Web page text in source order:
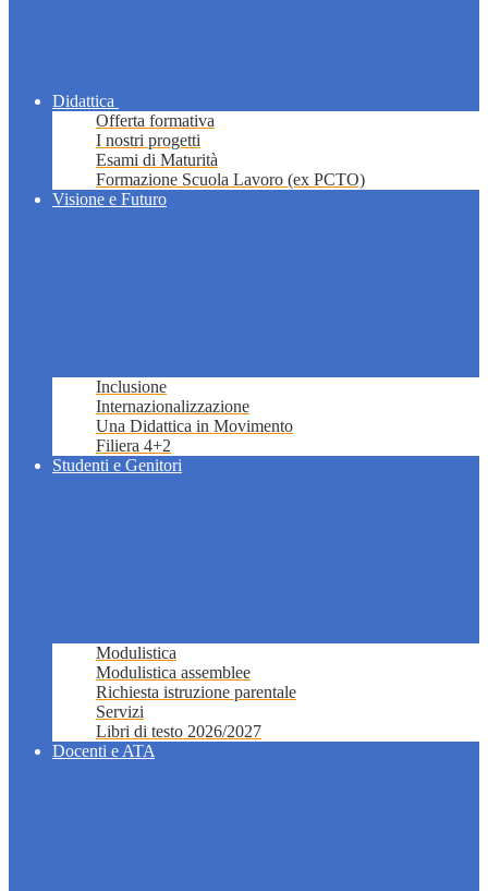
Didattica
Offerta formativa
I nostri progetti
Esami di Maturità
Formazione Scuola Lavoro (ex PCTO)
Visione e Futuro
Inclusione
Internazionalizzazione
Una Didattica in Movimento
Filiera 4+2
Studenti e Genitori
Modulistica
Modulistica assemblee
Richiesta istruzione parentale
Servizi
Libri di testo 2026/2027
Docenti e ATA